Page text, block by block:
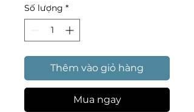
Số lượng *
Thêm vào giỏ hàng
Mua ngay